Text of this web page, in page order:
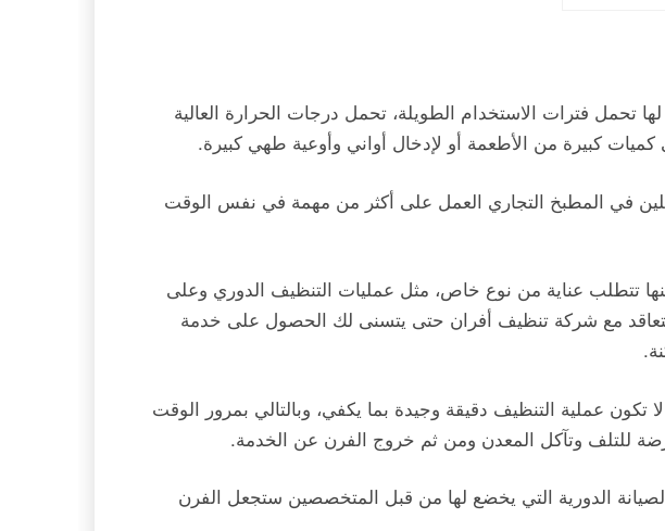
تحمل فترات الاستخدام الطويلة، تحمل درجات الحرارة العالية
كبيرة من الأطعمة أو لإدخال أواني وأوعية طهي كبيرة.
في المطبخ التجاري العمل على أكثر من مهمة في نفس الوقت
منها تتطلب عناية من نوع خاص، مثل عمليات التنظيف الدوري وعلى
مع شركة تنظيف أفران حتى يتسنى لك الحصول على خدمة
عملية التنظيف دقيقة وجيدة بما يكفي، وبالتالي بمرور الوقت
للتلف وتآكل المعدن ومن ثم خروج الفرن عن الخدمة.
الدورية التي يخضع لها من قبل المتخصصين ستجعل الفرن